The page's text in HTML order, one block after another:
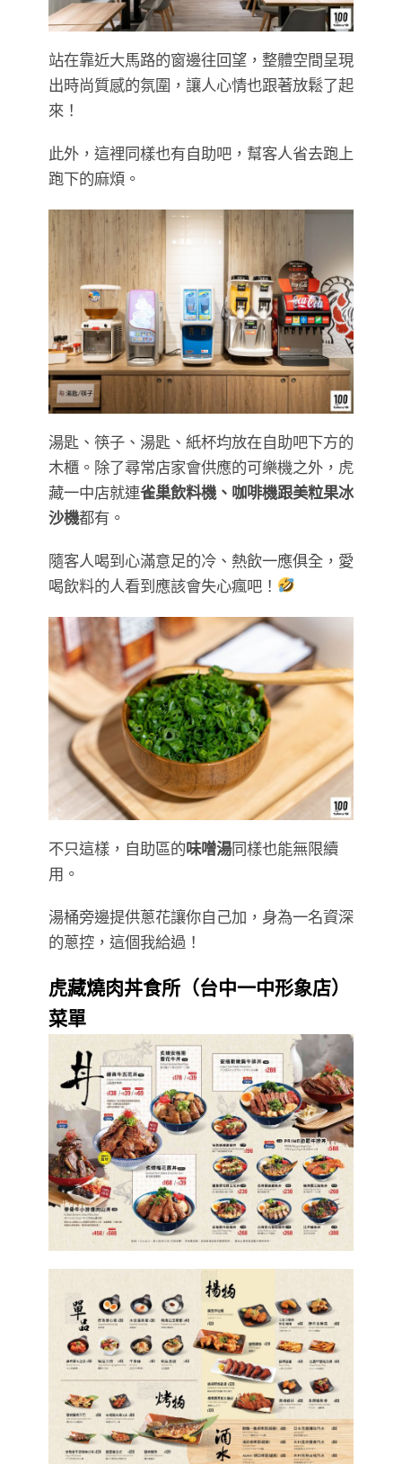
站在靠近大馬路的窗邊往回望，整體空間呈現
出時尚質感的氛圍，讓人心情也跟著放鬆了起
來！
此外，這裡同樣也有自助吧，幫客人省去跑上
跑下的麻煩。
湯匙、筷子、湯匙、紙杯均放在自助吧下方的
木櫃。除了尋常店家會供應的可樂機之外，虎
藏一中店就連雀巢飲料機、咖啡機跟美粒果冰
沙機都有。
隨客人喝到心滿意足的冷、熱飲一應俱全，愛
喝飲料的人看到應該會失心瘋吧！
不只這樣，自助區的味噌湯同樣也能無限續
用。
湯桶旁邊提供蔥花讓你自己加，身為一名資深
的蔥控，這個我給過！
虎藏燒肉丼食所（台中一中形象店）
菜單